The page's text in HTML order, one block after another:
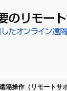
隔操作（リモートサ